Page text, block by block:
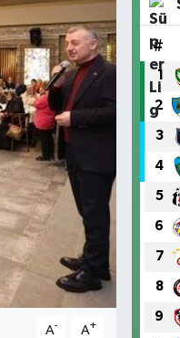
A- A+
#
1
2
3
4
5
6
7
8
9